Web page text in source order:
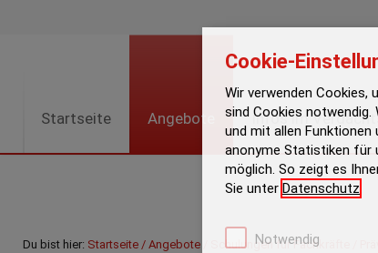
Startseite Angebote Infos im
Du bist hier: Startseite / Angebote Schulungen für Fachkräfte
Cookie-
Wir verwenden Cookies,
sind Cookies notwendig.
und mit allen Funktionen
anonyme Statistiken für
möglich. So zeigt es
Sie unter Datenschutz
Notwendig